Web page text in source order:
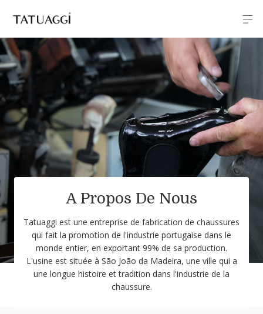
A Propos De Nous
Tatuaggi est une entreprise de fabrication de chaussures
qui fait la promotion de l'industrie portugaise dans le
monde entier, en exportant 99% de sa production.
L'usine est située à São João da Madeira, une ville qui a
une longue histoire et tradition dans l'industrie de la
chaussure.